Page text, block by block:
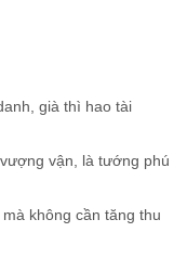
già thì hao tài
vận, là tướng phú
không cần tăng thu